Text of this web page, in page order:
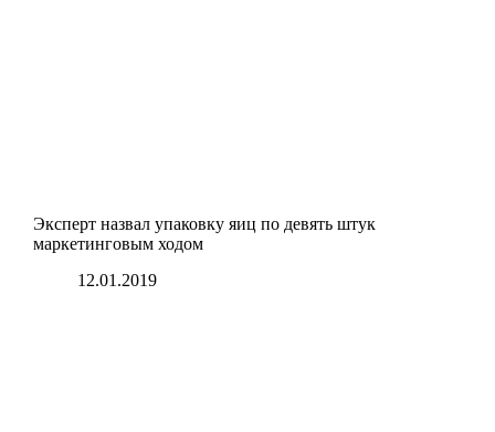
Эксперт назвал упаковку яиц по девять штук
маркетинговым ходом
12.01.2019